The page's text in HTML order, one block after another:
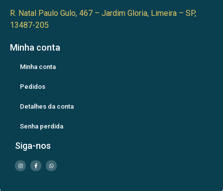
R. Natal Paulo Gulo, 467 – Jardim Gloria, Limeira – SP,
13487-205
Minha conta
Minha conta
Pedidos
Detalhes da conta
Senha perdida
Siga-nos